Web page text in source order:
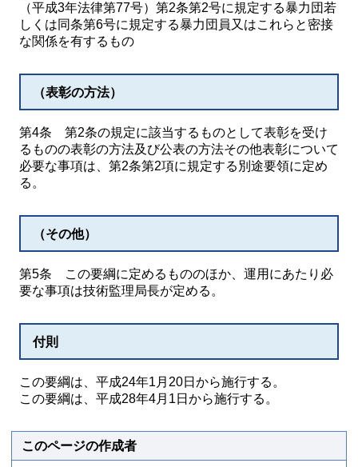
（平成3年法律第77号）第2条第2号に規定する暴力団若
しくは同条第6号に規定する暴力団員又はこれらと密接
な関係を有するもの
（表彰の方法）
第4条 第2条の規定に該当するものとして表彰を受け
るものの表彰の方法及び公表の方法その他表彰について
必要な事項は、第2条第2項に規定する別途要領に定め
る。
（その他）
第5条 この要綱に定めるもののほか、運用にあたり必
要な事項は技術監理局長が定める。
付則
この要綱は、平成24年1月20日から施行する。
この要綱は、平成28年4月1日から施行する。
このページの作成者